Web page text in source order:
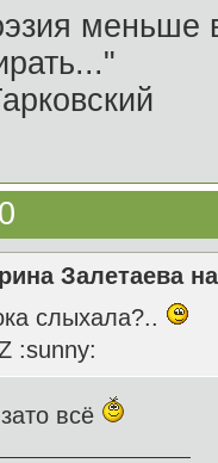
меньше
Залетаева
слыхала?..
:sunny:
всё